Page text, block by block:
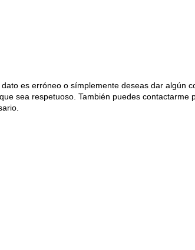
es erróneo o símplemente deseas dar algún
sea respetuoso. También puedes contactarme